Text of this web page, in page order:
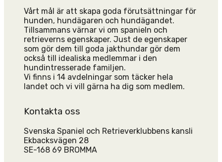
Vårt mål är att skapa goda förutsättningar för
hunden, hundägaren och hundägandet.
Tillsammans värnar vi om spanieln och
retrieverns egenskaper. Just de egenskaper
som gör dem till goda jakthundar gör dem
också till idealiska medlemmar i den
hundintresserade familjen.
Vi finns i 14 avdelningar som täcker hela
landet och vi vill gärna ha dig som medlem.
Kontakta oss
Svenska Spaniel och Retrieverklubbens kansli
Ekbacksvägen 28
SE-168 69 BROMMA